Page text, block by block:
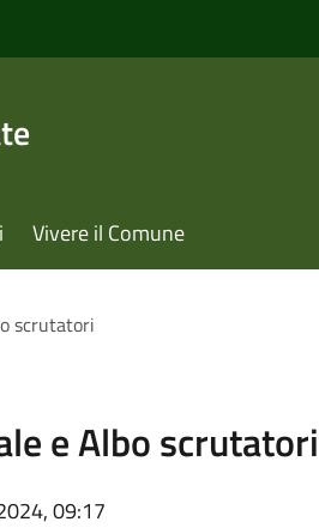
Vivere il Comune
scrutatori
e Albo scrutatori
09:17